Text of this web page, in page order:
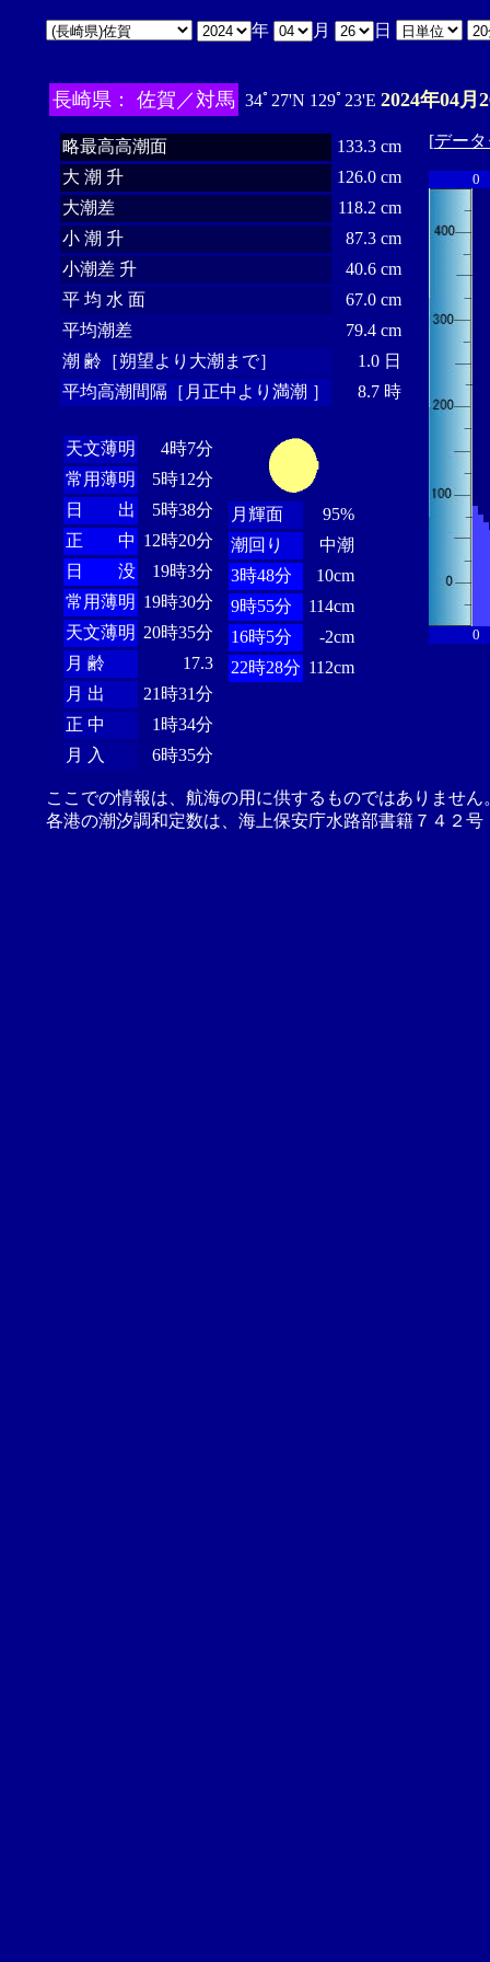
年 月 日
長崎県： 佐賀／対馬 34ﾟ27'N 129ﾟ23'E 2024年04月
略最高高潮面
133.3 cm
大 潮 升
126.0 cm
大潮差
118.2 cm
小 潮 升
87.3 cm
小潮差 升
40.6 cm
平 均 水 面
67.0 cm
平均潮差
79.4 cm
潮 齢［朔望より大潮まで］
1.0 日
平均高潮間隔［月正中より満潮 ］
8.7 時
天文薄明
4時7分
常用薄明
5時12分
日 出
5時38分
正 中 12時20分
日 没
19時3分
常用薄明 19時30分
天文薄明 20時35分
月 齢
17.3
月 出
21時31分
正 中
1時34分
月 入
6時35分
月輝面
95%
潮回り
中潮
3時48分
10cm
9時55分
114cm
16時5分
-2cm
22時28分 112cm
[デー
0
0
ここでの情報は、航海の用に供するものではありませ
各港の潮汐調和定数は、海上保安庁水路部書籍７４２